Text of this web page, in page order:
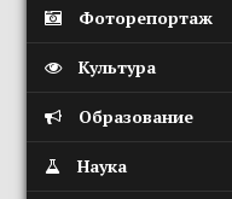
Фоторепортаж
Культура
Образование
Наука